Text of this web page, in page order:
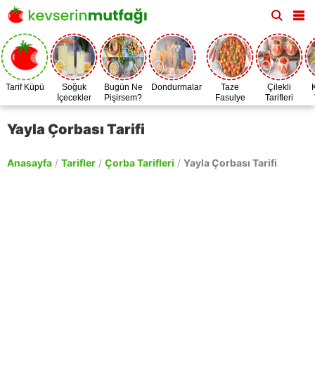
Tarif Küpü
Soğuk
İçecekler
Bugün Ne
Pişirsem?
Dondurmalar
Taze
Fasulye
Zamanı
Çilekli
Tarifleri
Yayla Çorbası Tarifi
Anasayfa / Tarifler / Çorba Tarifleri / Yayla Çorbası Tarifi